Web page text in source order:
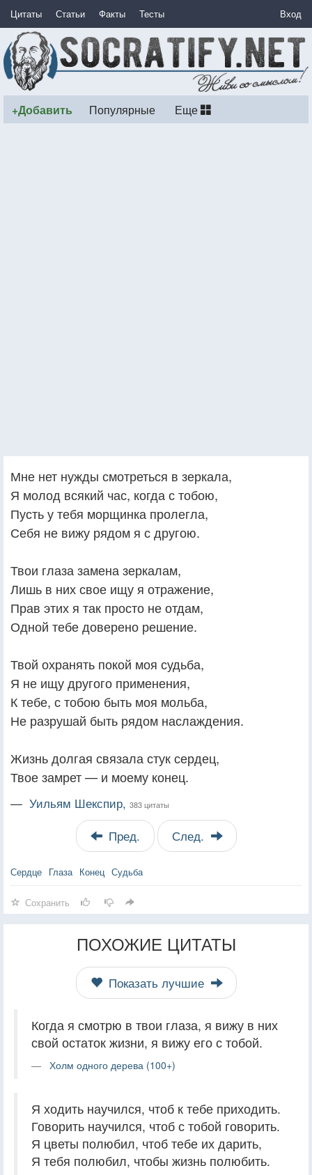
Цитаты Статьи Факты Тесты Вход
+Добавить Популярные Еще
Мне нет нужды смотреться в зеркала,
Я молод всякий час, когда с тобою,
Пусть у тебя морщинка пролегла,
Себя не вижу рядом я с другою.
Твои глаза замена зеркалам,
Лишь в них свое ищу я отражение,
Прав этих я так просто не отдам,
Одной тебе доверено решение.
Твой охранять покой моя судьба,
Я не ищу другого применения,
К тебе, с тобою быть моя мольба,
Не разрушай быть рядом наслаждения.
Жизнь долгая связала стук сердец,
Твое замрет — и моему конец.
— Уильям Шекспир, 383 цитаты
Пред. След.
Сердце Глаза Конец Судьба
Сохранить
ПОХОЖИЕ ЦИТАТЫ
Показать лучшие
Когда я смотрю в твои глаза, я вижу в них
свой остаток жизни, я вижу его с тобой.
Холм одного дерева (100+)
Я ходить научился, чтоб к тебе приходить.
Говорить научился, чтоб с тобой говорить.
Я цветы полюбил, чтоб тебе их дарить,
Я тебя полюбил, чтобы жизнь полюбить.